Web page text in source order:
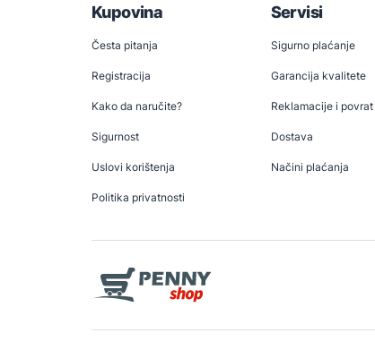
Kupovina
Česta pitanja
Registracija
Kako da naručite?
Sigurnost
Uslovi korištenja
Politika privatnosti
Servisi
Sigurno plaćanje
Garancija kvalitete
Reklamacije i povrat
Dostava
Načini plaćanja